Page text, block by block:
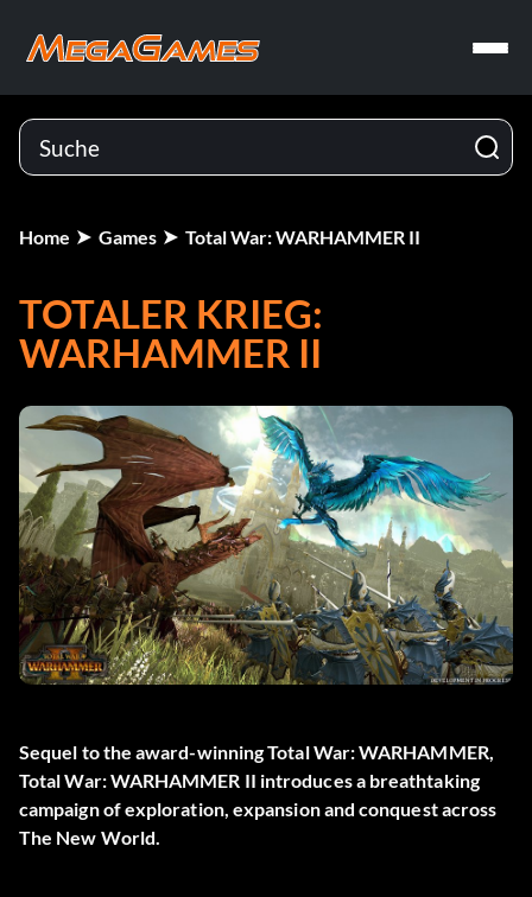
Home Games Total War: WARHAMMER II
TOTALER KRIEG:
WARHAMMER II
Sequel to the award-winning Total War: WARHAMMER,
Total War: WARHAMMER II introduces a breathtaking
campaign of exploration, expansion and conquest across
The New World.